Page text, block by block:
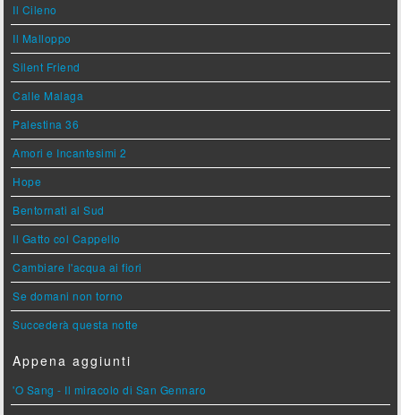
Il Cileno
Il Malloppo
Silent Friend
Calle Malaga
Palestina 36
Amori e Incantesimi 2
Hope
Bentornati al Sud
Il Gatto col Cappello
Cambiare l'acqua ai fiori
Se domani non torno
Succederà questa notte
Appena aggiunti
'O Sang - Il miracolo di San Gennaro